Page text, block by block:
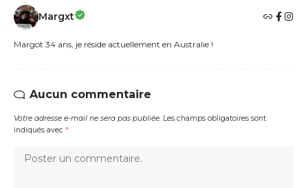
Margxt
Margot 34 ans, je réside actuellement en Australie !
Aucun commentaire
Votre adresse e-mail ne sera pas publiée. Les champs obligatoires sont
indiqués avec *